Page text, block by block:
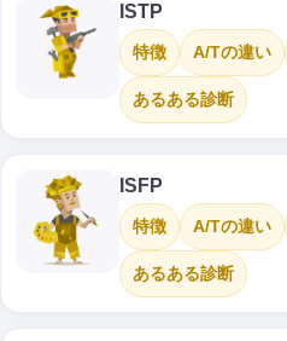
ISTP
特徴 A/Tの違い
あるある診断
ISFP
特徴 A/Tの違い
あるある診断